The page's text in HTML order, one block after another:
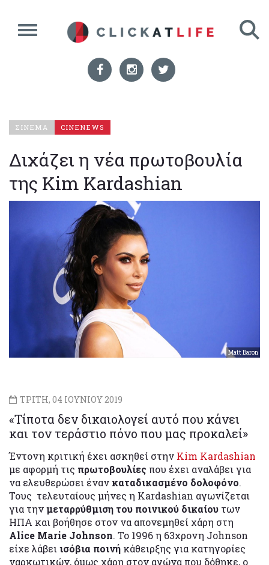
ΣΙΝΕΜΑ CINENEWS
Διχάζει η νέα πρωτοβουλία
της Kim Kardashian
Matt Baron
ΤΡΙΤΗ, 04 ΙΟΥΝΙΟΥ 2019
«Τίποτα δεν δικαιολογεί αυτό που κάνει
και τον τεράστιο πόνο που μας προκαλεί»
Έντονη κριτική έχει ασκηθεί στην Kim Kardashian
με αφορμή τις πρωτοβουλίες που έχει αναλάβει για
να ελευθερώσει έναν καταδικασμένο δολοφόνο.
Τους τελευταίους μήνες η Kardashian αγωνίζεται
για τηνμεταρρύθμιση του ποινικού δικαίου των
ΗΠΑ και βοήθησε στον να απονεμηθεί χάρη στη
Alice Marie Johnson. Το 1996 η 63χρονη Johnson
είχε λάβειισόβια ποινή κάθειρξης για κατηγορίες
ναρκωτικών, όμως χάρη στον αγώνα που δόθηκε, ο